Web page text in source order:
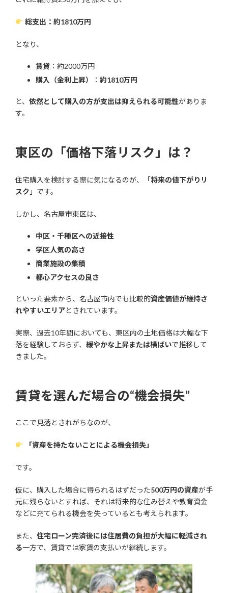
総支出：約1810万円
となり、
賃貸 ：約2000万円
購入（金利上昇）
： 約1810万円
と、 依然として購入の方が支出は抑えられる可能性がありま
す。
東区の「価格下落リスク」は？
住宅購入を検討する際に気になるのが、「将来の値下がりリ
スク 」です。
しかし、名古屋市東区は、
中区・千種区への近接性
学区人気の高さ
商業施設の集積
都心アクセスの良さ
といった要素から、名古屋市内でも比較的資産価値が維持さ
れやすいエリアとされています。
実際、過去10年間においても、東区内の土地価格は大幅な下
落を経験しておらず、 緩やかな上昇または横ばいで推移して
きました。
賃貸を選んだ場合の“機会損失”
ここで見落とされがちなのが、
「資産を持たないことによる機会損失」
です。
仮に、購入した場合に得られるはずだった500万円の資産が手
元に残らないとすれば、それは将来的な住み替えや教育資金
などに充てられる機会を失っているとも考えられます。
また、 住宅ローン完済後には住居費の負担が大幅に軽減され
る一方で、賃貸では家賃の支払いが継続します。